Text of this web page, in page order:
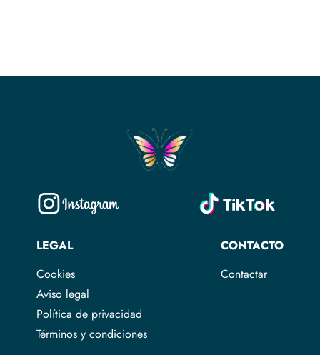
LEGAL
Cookies
Aviso legal
Política de privacidad
Términos y condiciones
CONTACTO
Contactar